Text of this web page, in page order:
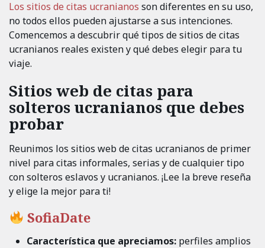
Los sitios de citas ucranianos son diferentes en su uso,
no todos ellos pueden ajustarse a sus intenciones.
Comencemos a descubrir qué tipos de sitios de citas
ucranianos reales existen y qué debes elegir para tu
viaje.
Sitios web de citas para
solteros ucranianos que debes
probar
Reunimos los sitios web de citas ucranianos de primer
nivel para citas informales, serias y de cualquier tipo
con solteros eslavos y ucranianos. ¡Lee la breve reseña
y elige la mejor para ti!
SofiaDate
Característica que apreciamos: perfiles amplios